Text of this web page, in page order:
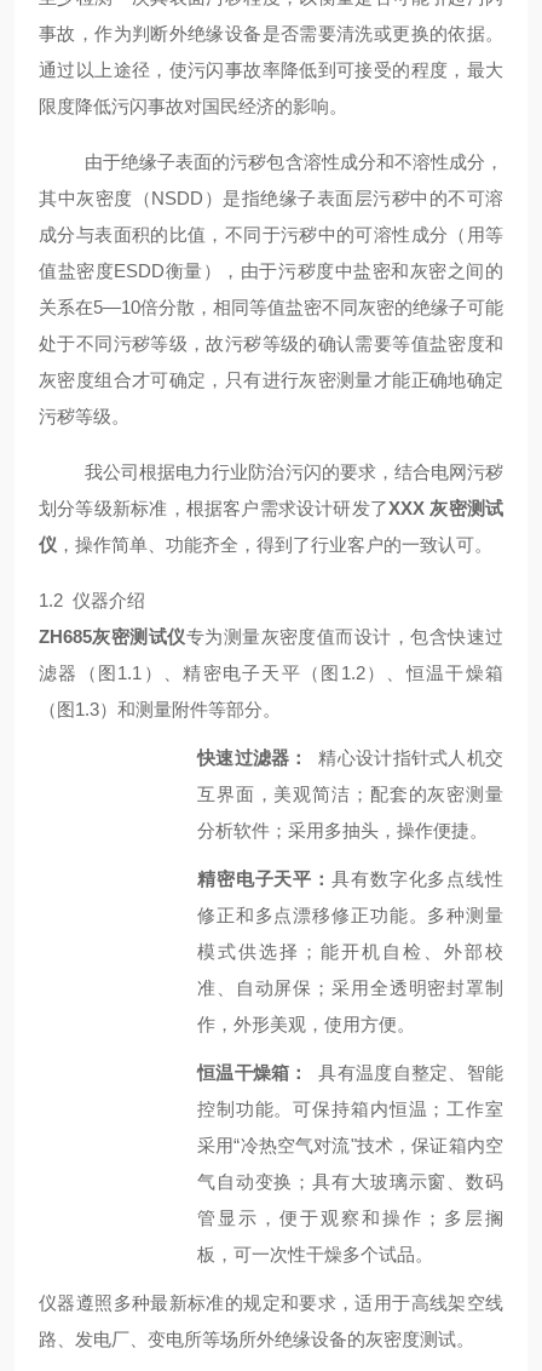
事故，作为判断外绝缘设备是否需要清洗或更换的依据。
通过以上途径，使污闪事故率降低到可接受的程度，最大
限度降低污闪事故对国民经济的影响。
由于绝缘子表面的污秽包含溶性成分和不溶性成分，
其中灰密度（NSDD）是指绝缘子表面层污秽中的不可溶
成分与表面积的比值，不同于污秽中的可溶性成分（用等
值盐密度ESDD衡量），由于污秽度中盐密和灰密之间的
关系在5—10倍分散，相同等值盐密不同灰密的绝缘子可能
处于不同污秽等级，故污秽等级的确认需要等值盐密度和
灰密度组合才可确定，只有进行灰密测量才能正确地确定
污秽等级。
我公司根据电力行业防治污闪的要求，结合电网污秽
划分等级新标准，根据客户需求设计研发了XXX 灰密测试
仪 ，操作简单、功能齐全，得到了行业客户的一致认可。
1.2 仪器介绍
ZH685灰密测试仪专为测量灰密度值而设计，包含快速过
滤器（图1.1）、精密电子天平（图1.2）、恒温干燥箱
（图1.3）和测量附件等部分。
快速过滤器：精心设计指针式人机交
互界面，美观简洁；配套的灰密测量
分析软件；采用多抽头，操作便捷。
精密电子天平：具有数字化多点线性
修正和多点漂移修正功能。多种测量
模式供选择；能开机自检、外部校
准、自动屏保；采用全透明密封罩制
作，外形美观，使用方便。
恒温干燥箱：具有温度自整定、智能
控制功能。可保持箱内恒温；工作室
采用“冷热空气对流"技术，保证箱内空
气自动变换；具有大玻璃示窗、数码
管显示，便于观察和操作；多层搁
板，可一次性干燥多个试品。
仪器遵照多种最新标准的规定和要求，适用于高线架空线
路、发电厂、变电所等场所外绝缘设备的灰密度测试。